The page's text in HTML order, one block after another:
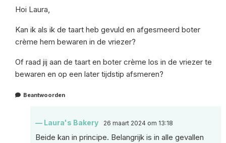
Hoi Laura,
Kan ik als ik de taart heb gevuld en afgesmeerd boter
crème hem bewaren in de vriezer?
Of raad jij aan de taart en boter crème los in de vriezer te
bewaren en op een later tijdstip afsmeren?
Beantwoorden
Laura's Bakery 26 maart 2024 om 13:18
Beide kan in principe. Belangrijk is in alle gevallen